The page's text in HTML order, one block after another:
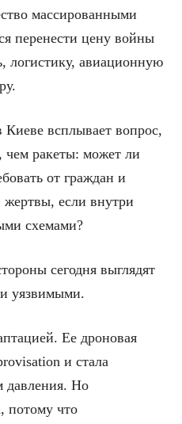
массированными
перенести цену войны
логистику, авиационную
всплывает вопрос,
чем ракеты: может ли
от граждан и
если внутри
схемами?
сегодня выглядят
уязвимыми.
Ее дроновая
и стала
давления. Но
потому что